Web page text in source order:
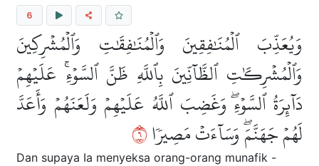
6
وَيُعَذِّبَ ٱلۡمُنَٰفِقِينَ وَٱلۡمُنَٰفِقَٰتِ وَٱلۡمُشۡرِكِينَ
وَٱلۡمُشۡرِكَٰتِ ٱلظَّآنِّينَ بِٱللَّهِ ظَنَّ ٱلسَّوۡءِۚ عَلَيۡهِمۡ
دَآئِرَةُ ٱلسَّوۡءِۖ وَغَضِبَ ٱللَّهُ عَلَيۡهِمۡ وَلَعَنَهُمۡ وَأَعَدَّ
لَهُمۡ جَهَنَّمَۖ وَسَآءَتۡ مَصِيرٗا٦
Dan supaya Ia menyeksa orang-orang munafik -